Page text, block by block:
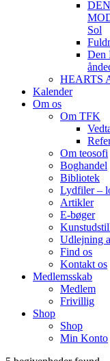
Sol
Den
HEARTS
Kalender
Om os
Om TFK
Om teosofi
Boghandel
Bibliotek
Lydfiler –
Artikler
E-bøger
Udlejning
Find os
Kontakt os
Medlemsskab
Medlem
Frivillig
Shop
Shop
Min Konto